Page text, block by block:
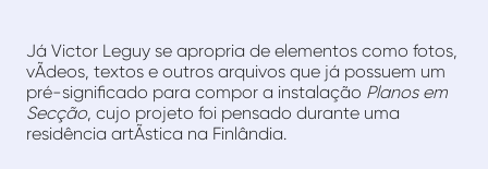
Já Victor Leguy se apropria de elementos como fotos,
vÃ­deos, textos e outros arquivos que já possuem um
pré-significado para compor a instalação Planos em
Secção, cujo projeto foi pensado durante uma
residência artÃ­stica na Finlândia.